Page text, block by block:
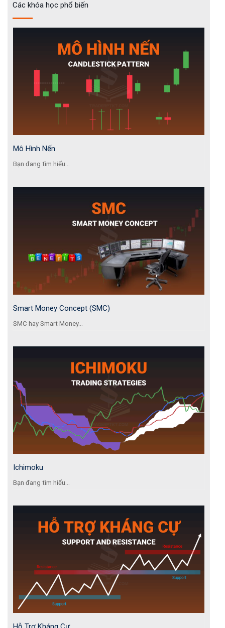
Các khóa học phổ biến
Mô Hình Nến
Bạn đang tìm hiểu...
Smart Money Concept (SMC)
SMC hay Smart Money...
Ichimoku
Bạn đang tìm hiểu...